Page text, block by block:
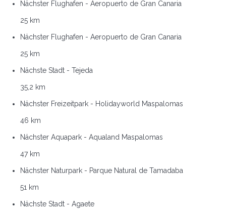
Nächster Flughafen - Aeropuerto de Gran Canaria
25 km
Nächster Flughafen - Aeropuerto de Gran Canaria
25 km
Nächste Stadt - Tejeda
35,2 km
Nächster Freizeitpark - Holidayworld Maspalomas
46 km
Nächster Aquapark - Aqualand Maspalomas
47 km
Nächster Naturpark - Parque Natural de Tamadaba
51 km
Nächste Stadt - Agaete